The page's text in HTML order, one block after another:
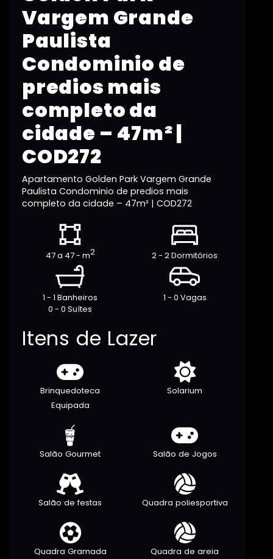
Vargem Grande
Paulista
Condominio de
predios mais
completo da
cidade – 47m² |
COD272
Apartamento Golden Park Vargem Grande
Paulista Condominio de predios mais
completo da cidade – 47m² | COD272
47 a 47 - m2 2 - 2 Dormitórios
1 - 1 Banheiros
0 - 0 Suítes
1 - 0 Vagas
Itens de Lazer
Brinquedoteca
Equipada
Solarium
Salão Gourmet Salão de Jogos
Salão de festas Quadra poliesportiva
Quadra Gramada Quadra de areia